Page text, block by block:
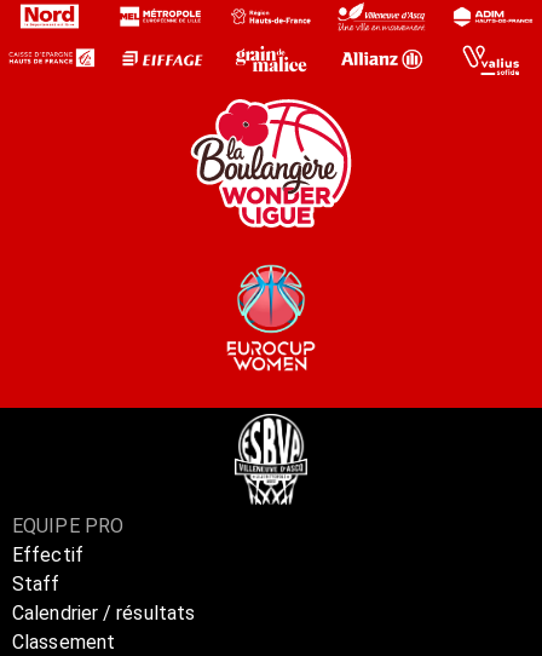
EQUIPE PRO
Effectif
Staff
Calendrier / résultats
Classement